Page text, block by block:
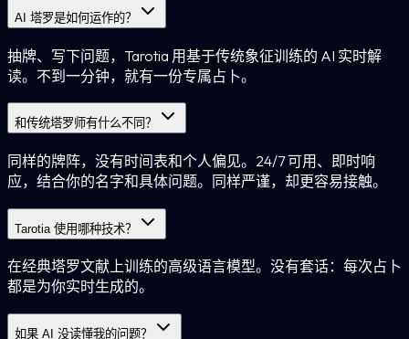
AI 塔罗是如何运作的？
抽牌、写下问题，Tarotia 用基于传统象征训练的 AI 实时解
读。不到一分钟，就有一份专属占卜。
和传统塔罗师有什么不同？
同样的牌阵，没有时间表和个人偏见。24/7 可用、即时响
应，结合你的名字和具体问题。同样严谨，却更容易接触。
Tarotia 使用哪种技术？
在经典塔罗文献上训练的高级语言模型。没有套话：每次占卜
都是为你实时生成的。
如果 AI 没读懂我的问题？